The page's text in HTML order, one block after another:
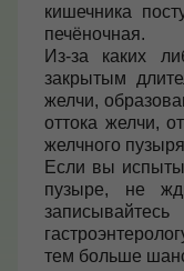
Записаться
кишечника
печёночная.
Из-за каких
закрытым
желчи,
оттока желчи,
желчного
Если вы
пузыре, не
тем больше